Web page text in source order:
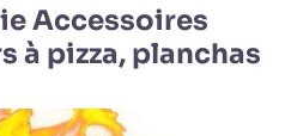
Accessoires
à pizza, planchas